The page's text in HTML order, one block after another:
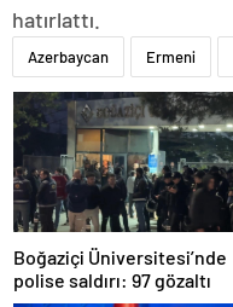
hatırlattı.
Azerbaycan Ermeni
Boğaziçi Üniversitesi’nde
polise saldırı: 97 gözaltı